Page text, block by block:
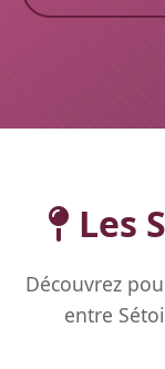
Les
Découvrez
entre